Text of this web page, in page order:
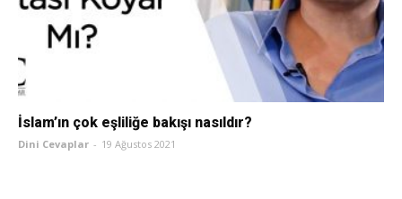
İslam’ın çok eşliliğe bakışı nasıldır?
Dini Cevaplar - 19 Ağustos 2021